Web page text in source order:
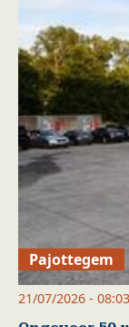
Pajottegem
21/07/2026 - 08:03